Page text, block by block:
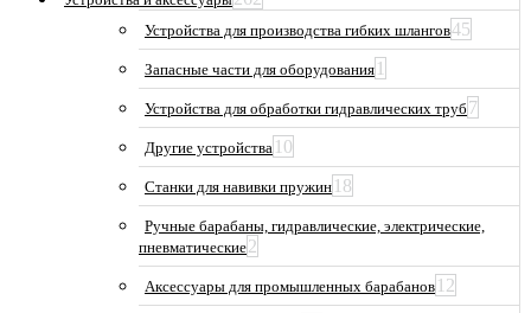
Устройства для производства гибких шлангов45
Запасные части для оборудования 1
Устройства для обработки гидравлических труб 7
Другие устройства 10
Станки для навивки пружин 18
Ручные барабаны, гидравлические, электрические,
пневматические2
Аксессуары для промышленных барабанов 12